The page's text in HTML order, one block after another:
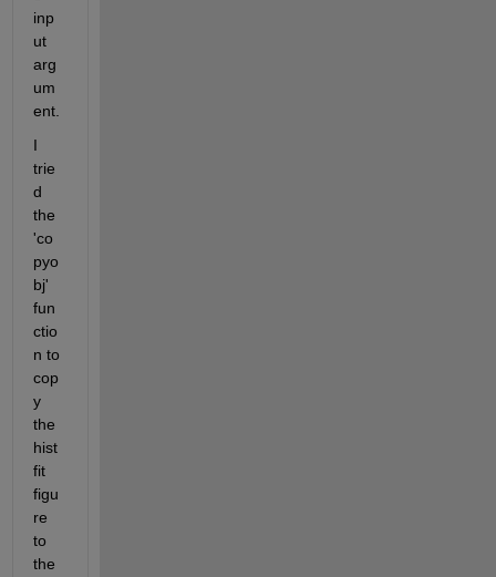
inp
ut
arg
um
ent.
I
trie
d
the
'co
pyo
bj'
fun
ctio
n to
cop
y
the
hist
fit
figu
re
to
the